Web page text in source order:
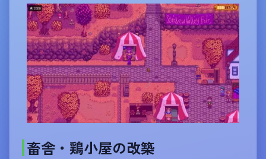
畜舎・鶏小屋の改築